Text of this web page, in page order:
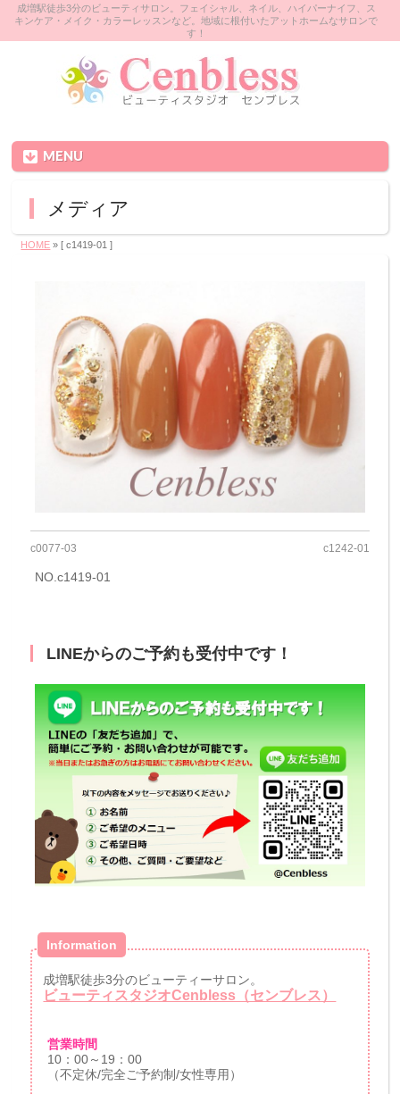
成増駅徒歩3分のビューティサロン。フェイシャル、ネイル、ハイパーナイフ、ス
キンケア・メイク・カラーレッスンなど。地域に根付いたアットホームなサロンで
す！
MENU
メディア
HOME » [ c1419-01 ]
c0077-03 c1242-01
NO.c1419-01
LINEからのご予約も受付中です！
Information
成増駅徒歩3分のビューティーサロン。
ビューティスタジオCenbless（センブレス）
営業時間
10：00～19：00
（不定休/完全ご予約制/女性専用）